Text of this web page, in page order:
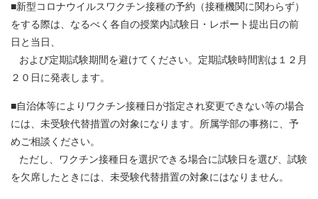
■新型コロナウイルスワクチン接種の予約（接種機関に関わらず）
をする際は、なるべく各自の授業内試験日・レポート提出日の前
日と当日、
および定期試験期間を避けてください。定期試験時間割は１２月
２０日に発表します。
■自治体等によりワクチン接種日が指定され変更できない等の場合
には、未受験代替措置の対象になります。所属学部の事務に、予
めご相談ください。
ただし、ワクチン接種日を選択できる場合に試験日を選び、試験
を欠席したときには、未受験代替措置の対象にはなりません。